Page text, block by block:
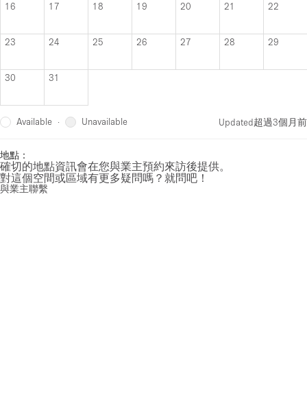
16 17 18 19 20 21 22
23 24 25 26 27 28 29
30 31
Available · Unavailable Updated超過3個月前
地點：
確切的地點資訊會在您與業主預約來訪後提供。
對這個空間或區域有更多疑問嗎？就問吧！
與業主聯繫